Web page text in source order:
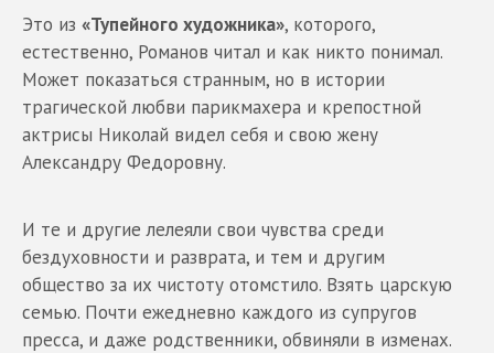
Это из «Тупейного художника», которого,
естественно, Романов читал и как никто понимал.
Может показаться странным, но в истории
трагической любви парикмахера и крепостной
актрисы Николай видел себя и свою жену
Александру Федоровну.
И те и другие лелеяли свои чувства среди
бездуховности и разврата, и тем и другим
общество за их чистоту отомстило. Взять царскую
семью. Почти ежедневно каждого из супругов
пресса, и даже родственники, обвиняли в изменах.